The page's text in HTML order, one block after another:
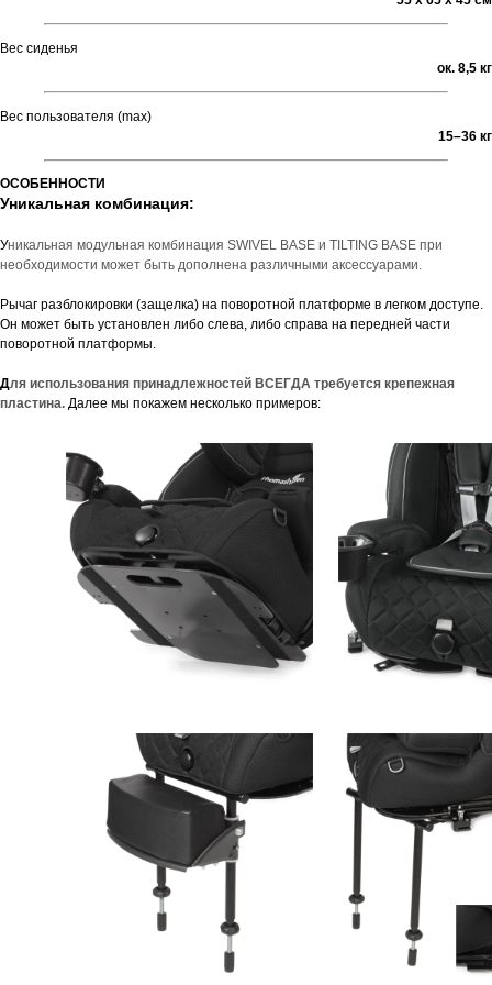
Вес сиденья
ок. 8,5 кг
Вес пользователя (max)
15–36 кг
ОСОБЕННОСТИ
Уникальная комбинация:
Уникальная модульная комбинация SWIVEL BASE и TILTING BASE при
необходимости может быть дополнена различными аксессуарами.
Рычаг разблокировки (защелка) на поворотной платформе в легком доступе.
Он может быть установлен либо слева, либо справа на передней части
поворотной платформы.
Для использования принадлежностей ВСЕГДА требуется крепежная
пластина. Далее мы покажем несколько примеров: